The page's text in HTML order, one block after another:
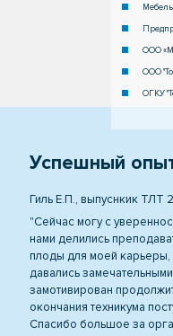
ООО
ООО
ОГКУ
Успешный
Гиль Е.П., выпуснкик ТЛТ
"Сейчас могу с
нами делились
плоды для моей
давались
замотивирован
окончания техникума
Спасибо большое за